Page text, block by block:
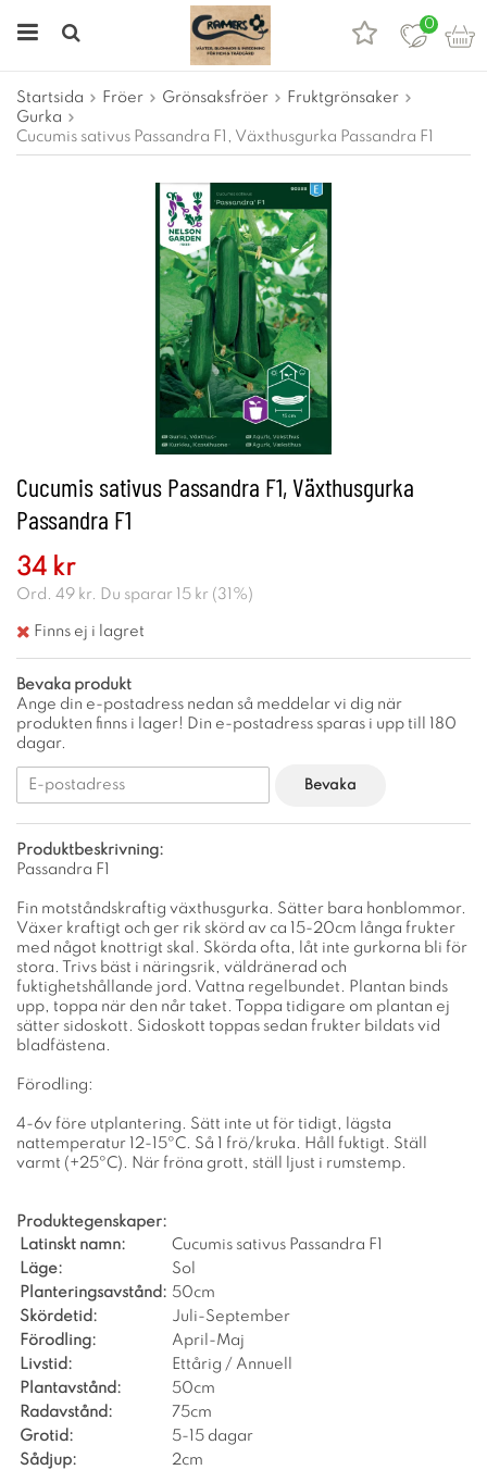
0
Startsida Fröer Grönsaksfröer
Fruktgrönsaker
Gurka
Cucumis sativus Passandra F1, Växthusgurka Passandra F1
Cucumis sativus Passandra F1, Växthusgurka
Passandra F1
34 kr
Ord. 49 kr. Du sparar 15 kr ( 31 %)
Finns ej i lagret
Bevaka produkt
Ange din e-postadress nedan så meddelar vi dig när
produkten finns i lager! Din e-postadress sparas i upp till 180
dagar.
Bevaka
Produktbeskrivning:
Passandra F1
Fin motståndskraftig växthusgurka. Sätter bara honblommor.
Växer kraftigt och ger rik skörd av ca 15-20cm långa frukter
med något knottrigt skal. Skörda ofta, låt inte gurkorna bli för
stora. Trivs bäst i näringsrik, väldränerad och
fuktighetshållande jord. Vattna regelbundet. Plantan binds
upp, toppa när den når taket. Toppa tidigare om plantan ej
sätter sidoskott. Sidoskott toppas sedan frukter bildats vid
bladfästena.
Förodling:
4-6v före utplantering. Sätt inte ut för tidigt, lägsta
nattemperatur 12-15ºC. Så 1 frö/kruka. Håll fuktigt. Ställ
varmt (+25ºC). När fröna grott, ställ ljust i rumstemp.
Produktegenskaper:
Latinskt namn:
Cucumis sativus Passandra F1
Läge:
Sol
Planteringsavstånd: 50cm
Skördetid:
Juli-September
Förodling:
April-Maj
Livstid:
Ettårig / Annuell
Plantavstånd:
50cm
Radavstånd:
75cm
Grotid:
5-15 dagar
Sådjup:
2cm